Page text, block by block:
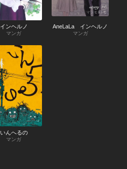
インヘルノ
マンガ
AneLaLa インヘルノ
マンガ
いんへるの
マンガ